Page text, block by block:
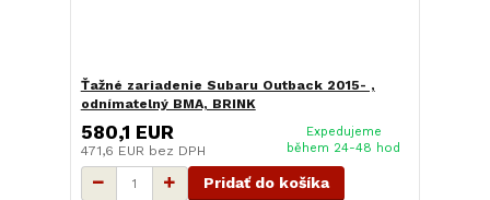
Ťažné zariadenie Subaru Outback 2015- ,
odnímatelný BMA, BRINK
580,1 EUR
471,6 EUR bez DPH
Expedujeme
během 24-48 hod
Pridať do košíka